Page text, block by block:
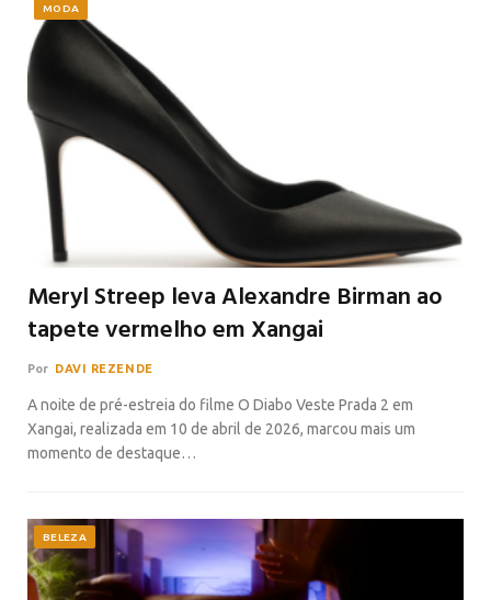
MODA
Meryl Streep leva Alexandre Birman ao
tapete vermelho em Xangai
Por DAVI REZENDE
A noite de pré-estreia do filme O Diabo Veste Prada 2 em
Xangai, realizada em 10 de abril de 2026, marcou mais um
momento de destaque…
BELEZA